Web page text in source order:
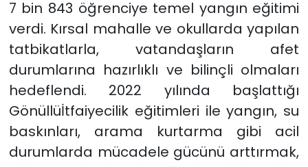
7 bin 843 öğrenciye temel yangın eğitimi
verdi. Kırsal mahalle ve okullarda yapılan
tatbikatlarla, vatandaşların afet
durumlarına hazırlıklı ve bilinçli olmaları
hedeflendi. 2022 yılında başlattığı
Gönüllüİtfaiyecilik eğitimleri ile yangın, su
baskınları, arama kurtarma gibi acil
durumlarda mücadele gücünü arttırmak,